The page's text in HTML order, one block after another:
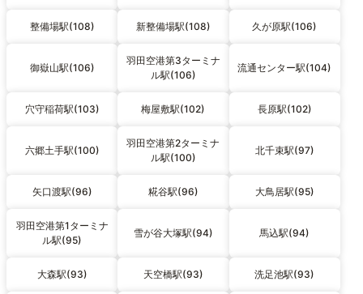
整備場駅(108) 新整備場駅(108) 久が原駅(106)
御嶽山駅(106)
羽田空港第3ターミナ
ル駅(106)
流通センター駅(104)
穴守稲荷駅(103) 梅屋敷駅(102) 長原駅(102)
六郷土手駅(100)
羽田空港第2ターミナ
ル駅(100)
北千束駅(97)
矢口渡駅(96) 糀谷駅(96) 大鳥居駅(95)
羽田空港第1ターミナ
ル駅(95)
雪が谷大塚駅(94) 馬込駅(94)
大森駅(93) 天空橋駅(93) 洗足池駅(93)